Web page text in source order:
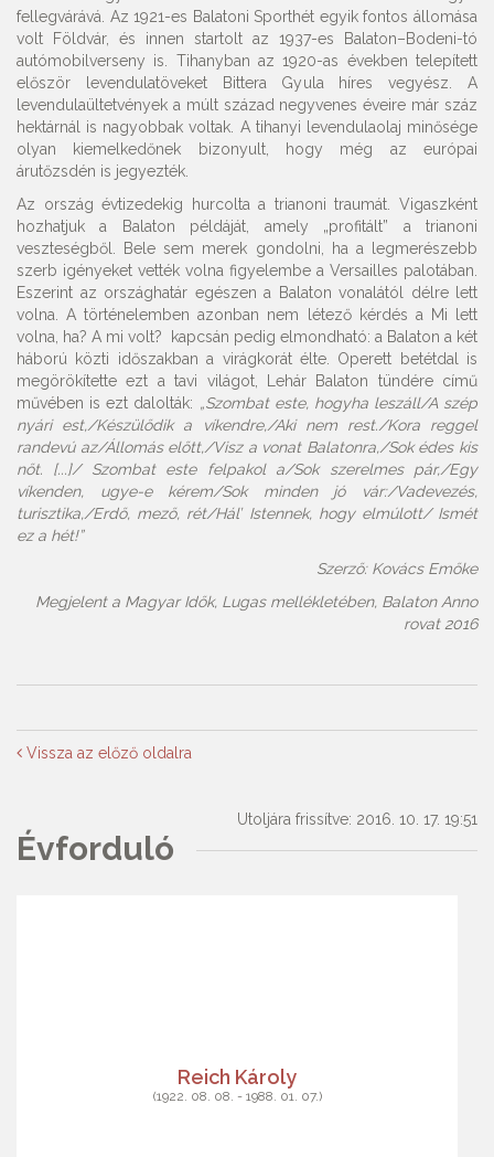
fellegvárává. Az 1921-es Balatoni Sporthét egyik fontos állomása
volt Földvár, és innen startolt az 1937-es Balaton–Bodeni-tó
autómobilverseny is. Tihanyban az 1920-as években telepített
először levendulatöveket Bittera Gyula híres vegyész. A
levendulaültetvények a múlt század negyvenes éveire már száz
hektárnál is nagyobbak voltak. A tihanyi levendulaolaj minősége
olyan kiemelkedőnek bizonyult, hogy még az európai
árutőzsdén is jegyezték.
Az ország évtizedekig hurcolta a trianoni traumát. Vigaszként
hozhatjuk a Balaton példáját, amely „profitált” a trianoni
veszteségből. Bele sem merek gondolni, ha a legmerészebb
szerb igényeket vették volna figyelembe a Versailles palotában.
Eszerint az országhatár egészen a Balaton vonalától délre lett
volna. A történelemben azonban nem létező kérdés a Mi lett
volna, ha? A mi volt? kapcsán pedig elmondható: a Balaton a két
háború közti időszakban a virágkorát élte. Operett betétdal is
megörökítette ezt a tavi világot, Lehár Balaton tündére című
művében is ezt dalolták: „Szombat este, hogyha leszáll/A szép
nyári est,/Készülődik a víkendre,/Aki nem rest./Kora reggel
randevú az/Állomás előtt,/Visz a vonat Balatonra,/Sok édes kis
nőt. [...]/ Szombat este felpakol a/Sok szerelmes pár,/Egy
víkenden, ugye-e kérem/Sok minden jó vár:/Vadevezés,
turisztika,/Erdő, mező, rét/Hál’ Istennek, hogy elmúlott/ Ismét
ez a hét!”
Szerző: Kovács Emőke
Megjelent a Magyar Idők, Lugas mellékletében, Balaton Anno
rovat 2016
Vissza az előző oldalra
Utoljára frissítve: 2016. 10. 17. 19:51
Évforduló
Reich Károly
(1922. 08. 08. - 1988. 01. 07.)